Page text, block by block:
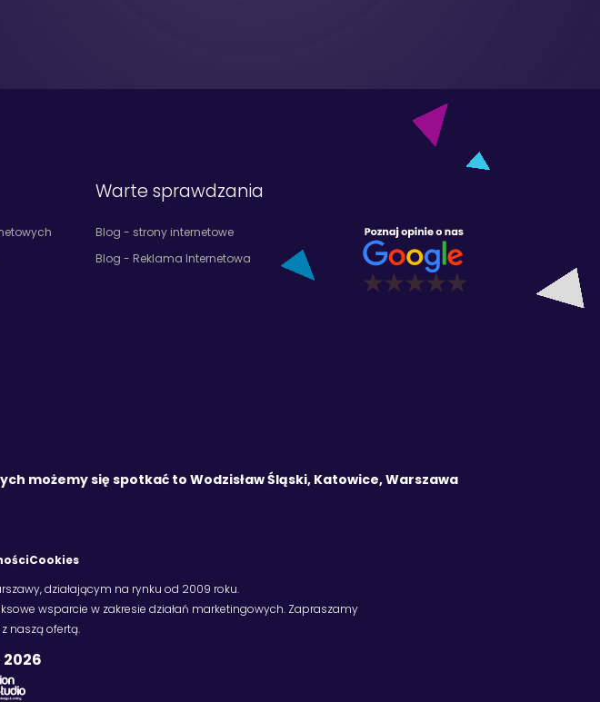
Warte sprawdzania
Blog - strony internetowe
Blog - Reklama Internetowa
możemy się spotkać to Wodzisław Śląski, Katowice, Warszawa
Cookies
działającym na rynku od 2009 roku.
wsparcie w zakresie działań marketingowych. Zapraszamy
naszą ofertą.
2026